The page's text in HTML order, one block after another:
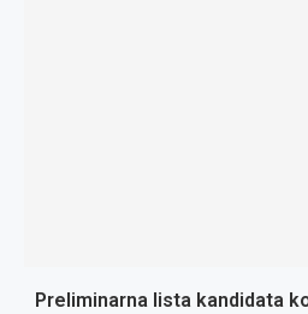
Preliminarna lista kandidata